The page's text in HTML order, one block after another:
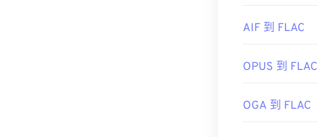
開發者：
初始發布：
https://
AIF 到 FLAC
OPUS 到 FLAC
OGA 到 FLAC